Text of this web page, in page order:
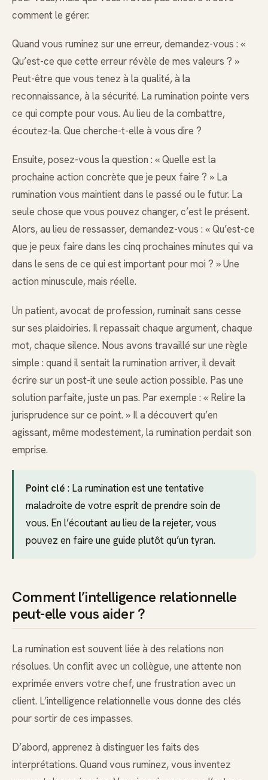
comment le gérer.
Quand vous ruminez sur une erreur, demandez-vous : «
Qu’est-ce que cette erreur révèle de mes valeurs ? »
Peut-être que vous tenez à la qualité, à la
reconnaissance, à la sécurité. La rumination pointe vers
ce qui compte pour vous. Au lieu de la combattre,
écoutez-la. Que cherche-t-elle à vous dire ?
Ensuite, posez-vous la question : « Quelle est la
prochaine action concrète que je peux faire ? » La
rumination vous maintient dans le passé ou le futur. La
seule chose que vous pouvez changer, c’est le présent.
Alors, au lieu de ressasser, demandez-vous : « Qu’est-ce
que je peux faire dans les cinq prochaines minutes qui va
dans le sens de ce qui est important pour moi ? » Une
action minuscule, mais réelle.
Un patient, avocat de profession, ruminait sans cesse
sur ses plaidoiries. Il repassait chaque argument, chaque
mot, chaque silence. Nous avons travaillé sur une règle
simple : quand il sentait la rumination arriver, il devait
écrire sur un post-it une seule action possible. Pas une
solution parfaite, juste un pas. Par exemple : « Relire la
jurisprudence sur ce point. » Il a découvert qu’en
agissant, même modestement, la rumination perdait son
emprise.
Point clé : La rumination est une tentative
maladroite de votre esprit de prendre soin de
vous. En l’écoutant au lieu de la rejeter, vous
pouvez en faire une guide plutôt qu’un tyran.
Comment l’intelligence relationnelle
peut-elle vous aider ?
La rumination est souvent liée à des relations non
résolues. Un conflit avec un collègue, une attente non
exprimée envers votre chef, une frustration avec un
client. L’intelligence relationnelle vous donne des clés
pour sortir de ces impasses.
D’abord, apprenez à distinguer les faits des
interprétations. Quand vous ruminez, vous inventez